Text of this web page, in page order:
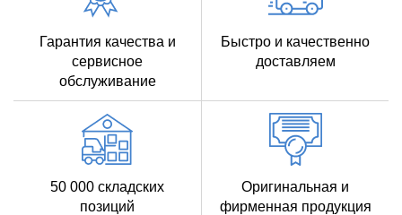
Гарантия качества и
сервисное
обслуживание
Быстро и качественно
доставляем
50 000 складских
позиций
Оригинальная и
фирменная продукция